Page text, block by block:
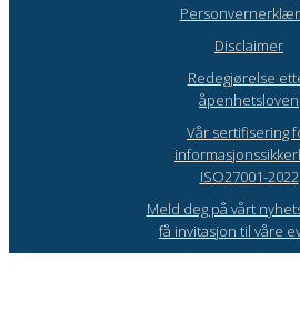
Disclaimer
Redegjørelse
åpenhetsloven
Vår sertifisering
ISO27001-2022
Meld deg på vårt
få invitasjon til våre